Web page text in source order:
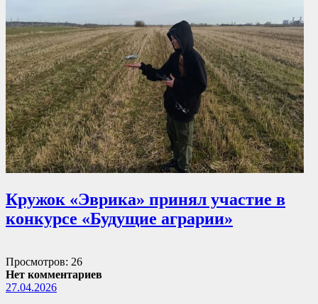
Кружок «Эврика» принял участие в
конкурсе «Будущие аграрии»
Просмотров: 26
Нет комментариев
27.04.2026